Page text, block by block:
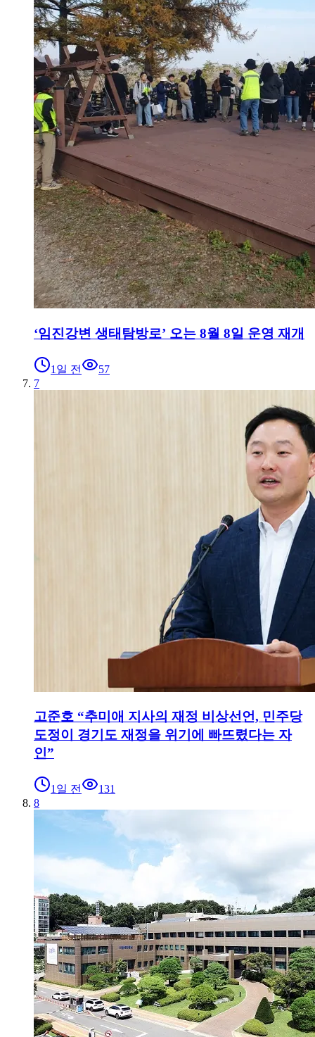
‘임진강변 생태탐방로’ 오는 8월 8일 운영 재개
1일 전
57
7
고준호 “추미애 지사의 재정 비상선언, 민주당
도정이 경기도 재정을 위기에 빠뜨렸다는 자
인”
1일 전
131
8